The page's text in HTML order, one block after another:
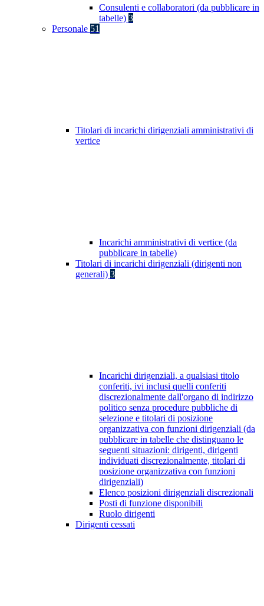
Consulenti e collaboratori (da pubblicare in
tabelle) 3
Personale 51
Titolari di incarichi dirigenziali amministrativi di
vertice
Incarichi amministrativi di vertice (da
pubblicare in tabelle)
Titolari di incarichi dirigenziali (dirigenti non
generali) 3
Incarichi dirigenziali, a qualsiasi titolo
conferiti, ivi inclusi quelli conferiti
discrezionalmente dall'organo di indirizzo
politico senza procedure pubbliche di
selezione e titolari di posizione
organizzativa con funzioni dirigenziali (da
pubblicare in tabelle che distinguano le
seguenti situazioni: dirigenti, dirigenti
individuati discrezionalmente, titolari di
posizione organizzativa con funzioni
dirigenziali)
Elenco posizioni dirigenziali discrezionali
Posti di funzione disponibili
Ruolo dirigenti
Dirigenti cessati